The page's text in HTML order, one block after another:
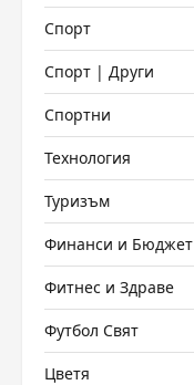
Спорт
Спорт | Други
Спортни
Технология
Туризъм
Финанси и Бюджет
Фитнес и Здраве
Футбол Свят
Цветя